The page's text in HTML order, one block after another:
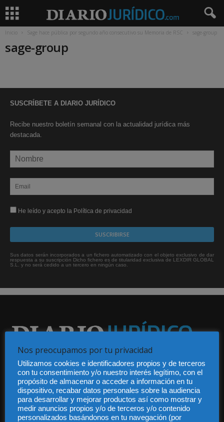
Inicio Sage hace pública por segundo año consecutivo su Memoria de RSC sage-group
sage-group
SUSCRÍBETE A DIARIO JURÍDICO
Recibe nuestro boletín semanal con la actualidad jurídica más
destacada.
He leído y acepto la Política de privacidad
Sus datos serán incorporados a un fichero automatizado con el objeto exclusivo de dar
respuesta a su suscripción Dicho fichero es de titularidad exclusiva de LEXDIR GLOBAL
S.L. y no será cedido a un tercero en ningún caso.
Audiencia y Publicidad
Quiénes somos
Legal
Privacidad
Contacto
Guía Colaboradores
Nos preocupamos por tu privacidad
Utilizamos cookies e identificadores propios y de terceros
con tu consentimiento y/o nuestro interés legítimo, con el
propósito de almacenar o acceder a información en tu
dispositivo, recabar datos personales sobre la audiencia
para desarrollar y mejorar productos así como mostrar y
medir anuncios propios y/o de terceros y/o contenido
personalizados basándonos en tu navegación (por